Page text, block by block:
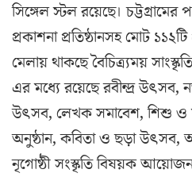
সিঙ্গেল স্টল রয়েছে। চট্টগ্রামের
প্রকাশনা প্রতিষ্ঠানসহ মোট
মেলায় থাকছে বৈচিত্র্যময়
এর মধ্যে রয়েছে রবীন্দ্র
উৎসব, লেখক সমাবেশ, শিশু ও
অনুষ্ঠান, কবিতা ও ছড়া
নৃগোষ্ঠী সংস্কৃতি বিষয়ক